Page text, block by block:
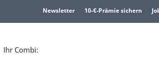
Newsletter 10-€-Prämie sichern
Ihr Combi: